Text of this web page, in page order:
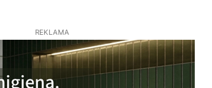
REKLAMA